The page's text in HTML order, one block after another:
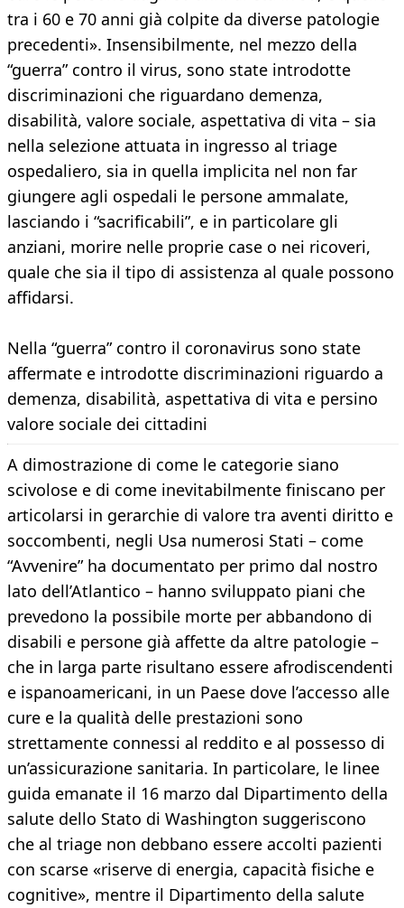
tra i 60 e 70 anni già colpite da diverse patologie
precedenti». Insensibilmente, nel mezzo della
“guerra” contro il virus, sono state introdotte
discriminazioni che riguardano demenza,
disabilità, valore sociale, aspettativa di vita – sia
nella selezione attuata in ingresso al triage
ospedaliero, sia in quella implicita nel non far
giungere agli ospedali le persone ammalate,
lasciando i “sacrificabili”, e in particolare gli
anziani, morire nelle proprie case o nei ricoveri,
quale che sia il tipo di assistenza al quale possono
affidarsi.
Nella “guerra” contro il coronavirus sono state
affermate e introdotte discriminazioni riguardo a
demenza, disabilità, aspettativa di vita e persino
valore sociale dei cittadini
A dimostrazione di come le categorie siano
scivolose e di come inevitabilmente finiscano per
articolarsi in gerarchie di valore tra aventi diritto e
soccombenti, negli Usa numerosi Stati – come
“Avvenire” ha documentato per primo dal nostro
lato dell’Atlantico – hanno sviluppato piani che
prevedono la possibile morte per abbandono di
disabili e persone già affette da altre patologie –
che in larga parte risultano essere afrodiscendenti
e ispanoamericani, in un Paese dove l’accesso alle
cure e la qualità delle prestazioni sono
strettamente connessi al reddito e al possesso di
un’assicurazione sanitaria. In particolare, le linee
guida emanate il 16 marzo dal Dipartimento della
salute dello Stato di Washington suggeriscono
che al triage non debbano essere accolti pazienti
con scarse «riserve di energia, capacità fisiche e
cognitive», mentre il Dipartimento della salute